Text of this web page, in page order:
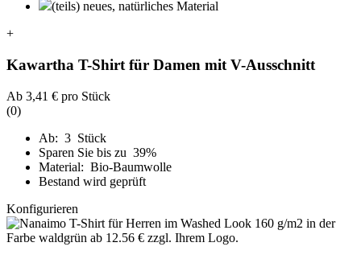
(teils) neues, natürliches Material
+
Kawartha T-Shirt für Damen mit V-Ausschnitt
Ab 3,41 € pro Stück
(0)
Ab: 3 Stück
Sparen Sie bis zu 39%
Material: Bio-Baumwolle
Bestand wird geprüft
Konfigurieren